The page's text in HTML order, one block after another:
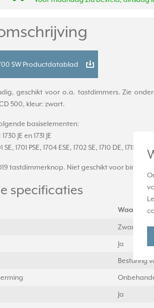
SW Productdatablad
geschikt voor o.a. tastdimmers. Zie
500, kleur: zwart.
basiselementen:
JE en 1731 JE
1701 PSE, 1704 ESE, 1702 SE, 1710 DE, 1711 DE,
tastdimmerknop. Niet geschikt voor
specificaties
Waarde
Zwart
Ja
Besturing
Ja